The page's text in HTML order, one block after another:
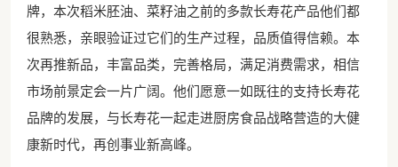
牌，本次稻米胚油、菜籽油之前的多款长寿花产品他们都
很熟悉，亲眼验证过它们的生产过程，品质值得信赖。本
次再推新品，丰富品类，完善格局，满足消费需求，相信
市场前景定会一片广阔。他们愿意一如既往的支持长寿花
品牌的发展，与长寿花一起走进厨房食品战略营造的大健
康新时代，再创事业新高峰。